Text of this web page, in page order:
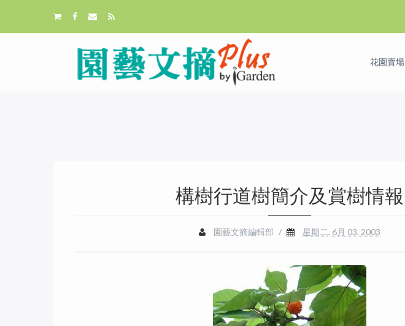
花園賣場
構樹行道樹簡介及賞樹情報
園藝文摘編輯部 / 星期二, 6月 03, 2003